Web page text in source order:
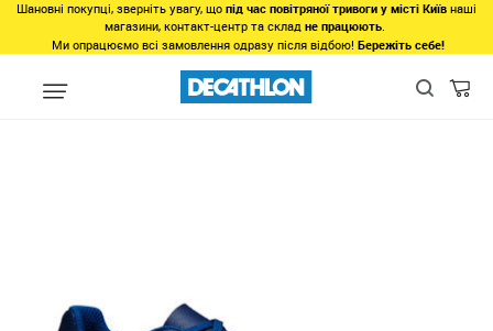
Шановні покупці, зверніть увагу, що під час повітряної тривоги у місті Київ наші
магазини, контакт-центр та склад не працюють.
Ми опрацюємо всі замовлення одразу після відбою! Бережіть себе!
Види спорту Командні види спорту Взуття для